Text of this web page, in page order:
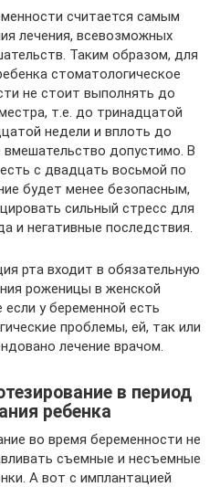
считается самым
лечения, всевозможных
Таким образом, для
стоматологическое
не стоит выполнять до
т.е. до тринадцатой
недели и вплоть до
допустимо. В
с двадцать восьмой по
будет менее безопасным,
сильный стресс для
и негативные последствия.
рта входит в обязательную
роженицы в женской
у беременной есть
проблемы, ей, так или
лечение врачом.
в период
ребенка
во время беременности не
съемные и несъемные
А вот с имплантацией